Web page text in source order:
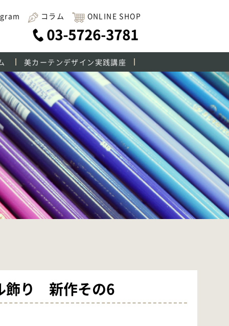
コラム ONLINE SHOP
美カーテンデザイン実践講座
飾り 新作その6